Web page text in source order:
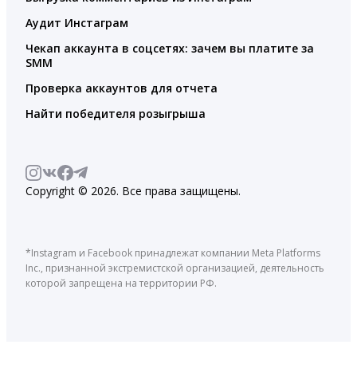
Аудит Инстаграм
Чекап аккаунта в соцсетях: зачем вы платите за
SMM
Проверка аккаунтов для отчета
Найти победителя розыгрыша
Copyright © 2026. Все права защищены.
*Instagram и Facebook принадлежат компании Meta Platforms
Inc., признанной экстремистской организацией, деятельность
которой запрещена на территории РФ.